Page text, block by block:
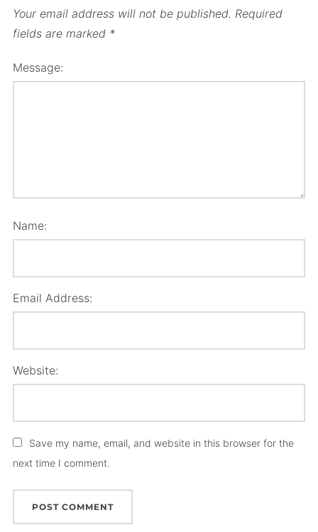
Your email address will not be published. Required
fields are marked *
Message:
Name:
Email Address:
Website:
Save my name, email, and website in this browser for the
next time I comment.